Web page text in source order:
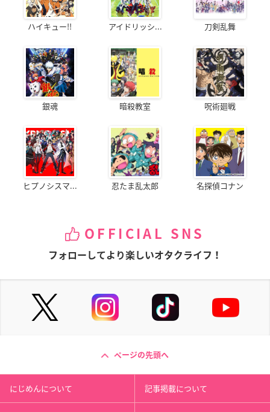
ハイキュー!! アイドリッシ... 刀剣乱舞
銀魂 暗殺教室 呪術廻戦
ヒプノシスマ... 忍たま乱太郎 名探偵コナン
OFFICIAL SNS
フォローしてより楽しいオタクライフ！
ページの先頭へ
にじめんについて 記事掲載について